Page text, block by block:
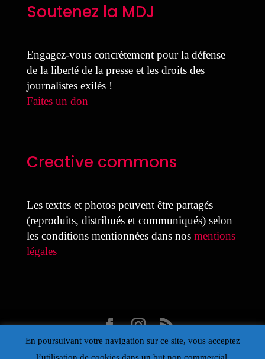
Soutenez la MDJ
Engagez-vous concrètement pour la défense
de la liberté de la presse et les droits des
journalistes exilés !
Faites un don
Creative commons
Les textes et photos peuvent être partagés
(reproduits, distribués et communiqués) selon
les conditions mentionnées dans nos mentions
légales
Design Laure Colmant pour la MDJ avec Divi
En poursuivant votre navigation sur ce site, vous acceptez